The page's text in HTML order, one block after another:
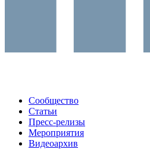
Сообщество
Статьи
Пресс-релизы
Мероприятия
Видеоархив